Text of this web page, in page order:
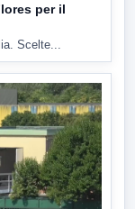
per il
Scelte...